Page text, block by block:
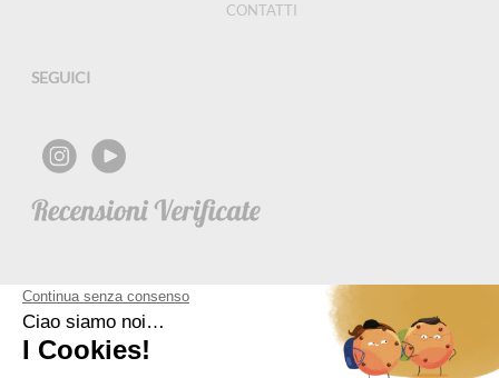
CONTATTI
SEGUICI
NEWSLETTER